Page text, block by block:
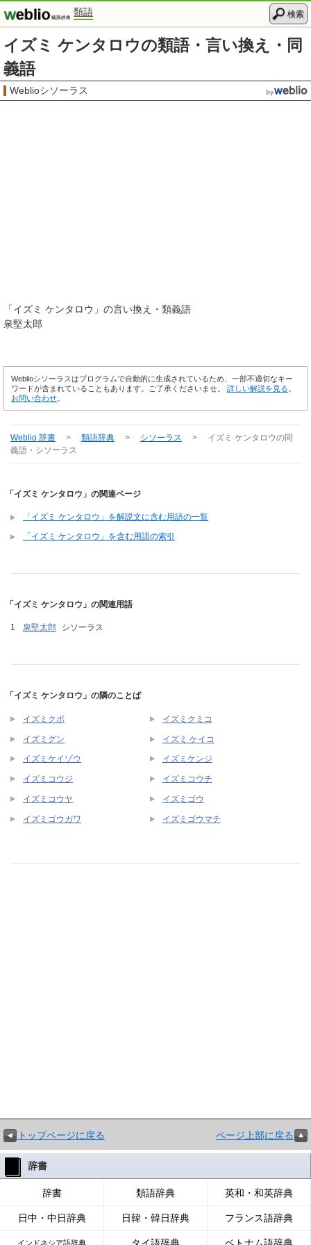
類語 検索
イズミ ケンタロウの類語・言い換え・同
義語
Weblioシソーラス
「イズミ ケンタロウ 」の言い換え・類義語
泉堅太郎
Weblioシソーラスはプログラムで自動的に生成されているため、一部不適切なキー
ワードが含まれていることもあります。ご了承くださいませ。 詳しい解説を見る
お問い合わせ
Weblio 辞書 > 類語辞典 > シソーラス > イズミ ケンタロウの同
義語・シソーラス
「イズミ ケンタロウ」の関連ページ
「イズミ ケンタロウ」を解説文に含む用語の一覧
「イズミ ケンタロウ」を含む用語の索引
「イズミ ケンタロウ」の関連用語
泉堅太郎 シソーラス
「イズミ ケンタロウ」の隣のことば
イズミクボ イズミクミコ
イズミグン イズミ ケイコ
イズミケイゾウ イズミケンジ
イズミコウジ イズミコウチ
イズミコウヤ イズミゴウ
イズミゴウガワ イズミゴウマチ
トップページに戻る ページ上部に戻る
辞書
辞書 類語辞典 英和・和英辞典
日中・中日辞典 日韓・韓日辞典 フランス語辞典
インドネシア語辞典